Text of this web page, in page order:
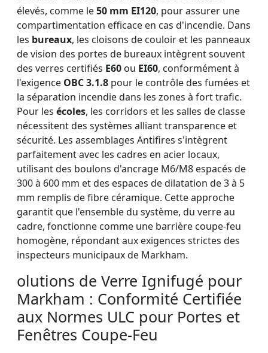
élevés, comme le50 mm EI120, pour assurer une
compartimentation efficace en cas d'incendie. Dans
les bureaux, les cloisons de couloir et les panneaux
de vision des portes de bureaux intègrent souvent
des verres certifiés E60 ou EI60, conformément à
l'exigence OBC 3.1.8 pour le contrôle des fumées et
la séparation incendie dans les zones à fort trafic.
Pour les écoles, les corridors et les salles de classe
nécessitent des systèmes alliant transparence et
sécurité. Les assemblages Antifires s'intègrent
parfaitement avec les cadres en acier locaux,
utilisant des boulons d'ancrage M6/M8 espacés de
300 à 600 mm et des espaces de dilatation de 3 à 5
mm remplis de fibre céramique. Cette approche
garantit que l'ensemble du système, du verre au
cadre, fonctionne comme une barrière coupe-feu
homogène, répondant aux exigences strictes des
inspecteurs municipaux de Markham.
olutions de Verre Ignifugé pour
Markham : Conformité Certifiée
aux Normes ULC pour Portes et
Fenêtres Coupe-Feu